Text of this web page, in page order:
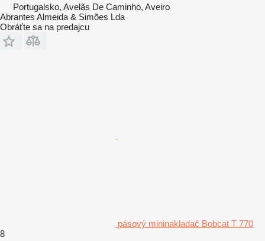
Portugalsko, Avelãs De Caminho, Aveiro
Abrantes Almeida & Simões Lda
Obráťte sa na predajcu
pásový mininakladač Bobcat T 770
8